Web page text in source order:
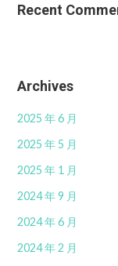
Recent
Archives
2025 年 6 月
2025 年 5 月
2025 年 1 月
2024 年 9 月
2024 年 6 月
2024 年 2 月